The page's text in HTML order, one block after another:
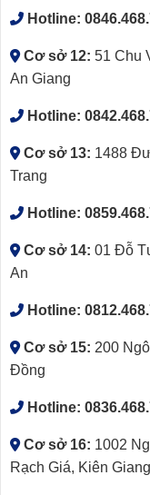
Hotline:
Cơ sở 12: 51 Chu
An Giang
Hotline:
Cơ sở 13: 1488
Trang
Hotline:
Cơ sở 14: 01 Đỗ
An
Hotline:
Cơ sở 15: 200
Đồng
Hotline:
Cơ sở 16: 1002
Rạch Giá, Kiên Giang